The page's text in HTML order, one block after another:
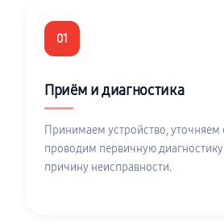
01
Приём и диагностика
Принимаем устройство,
проводим первичную
причину неисправности.